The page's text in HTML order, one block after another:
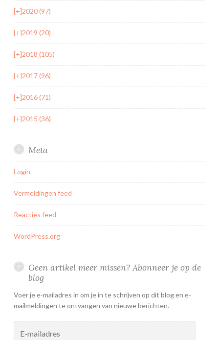
[+]2020 (97)
[+]2019 (20)
[+]2018 (105)
[+]2017 (96)
[+]2016 (71)
[+]2015 (36)
Meta
Login
Vermeldingen feed
Reacties feed
WordPress.org
Geen artikel meer missen? Abonneer je op de
blog
Voer je e-mailadres in om je in te schrijven op dit blog en e-
mailmeldingen te ontvangen van nieuwe berichten.
mailadres